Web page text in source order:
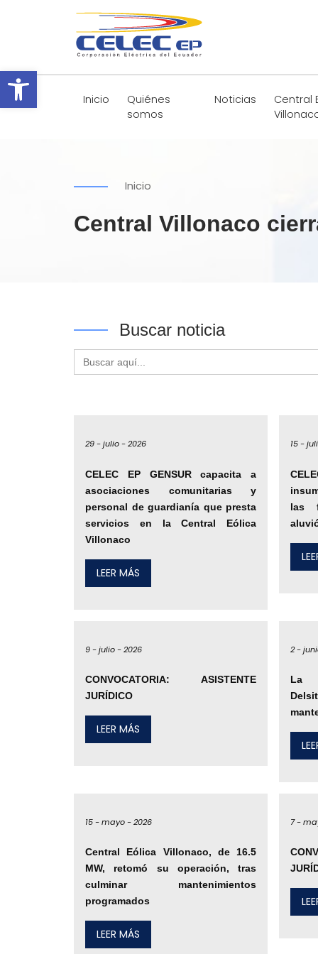
Abrir barra de herramientas
Inicio
Quiénes
somos
Noticias
Central
Inicio
Central Villonaco
Buscar noticia
Buscar:
29 -julio -2026
CELEC EP GENSUR capacita a
asociaciones comunitarias y
personal de guardianía que presta
servicios en la Central Eólica
Villonaco
LEER MÁS
15 -
las
9 -julio -2026
CONVOCATORIA: ASISTENTE
JURÍDICO
LEER MÁS
2 -
La
15 -mayo -2026
Central Eólica Villonaco, de 16.5
MW, retomó su operación, tras
culminar mantenimientos
programados
LEER MÁS
7 -